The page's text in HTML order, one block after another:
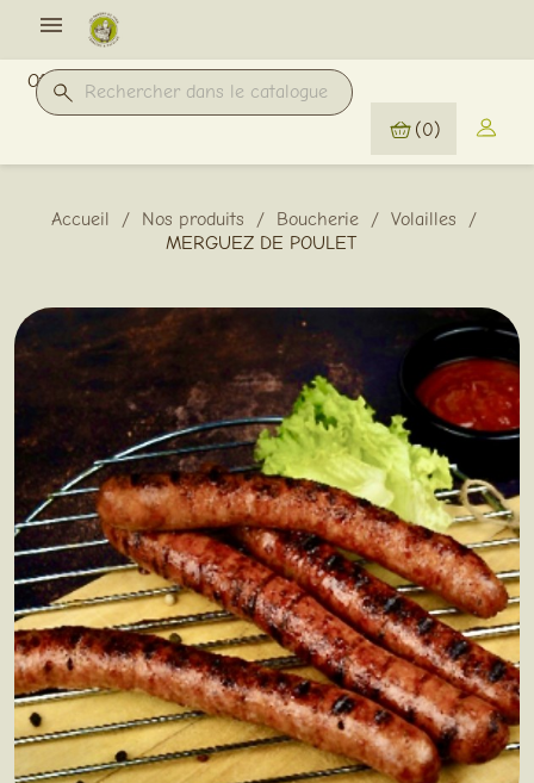

Offres Pro
(0)
Accueil Nos produits Boucherie
Volailles
MERGUEZ DE POULET